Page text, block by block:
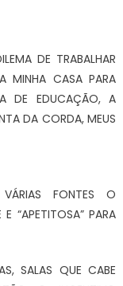
DE TRABALHAR
MINHA CASA PARA
DE EDUCAÇÃO, A
DA CORDA, MEUS
FONTES O
E “APETITOSA” PARA
SALAS QUE CABE